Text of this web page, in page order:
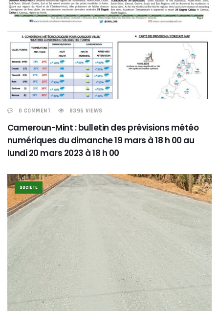
0 COMMENT 8395 VIEWS
Cameroun-Mint : bulletin des prévisions météo
numériques du dimanche 19 mars à 18 h 00 au
lundi 20 mars 2023 à 18 h 00
SOCIÉTE